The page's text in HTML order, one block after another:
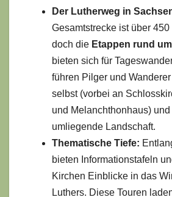
Der Lutherweg in
Gesamtstrecke ist über
doch die Etappen rund
bieten sich für
führen Pilger und
selbst (vorbei an
und Melanchthonhaus)
umliegende Landschaft.
Thematische Tiefe:
bieten Informationstafeln
Kirchen Einblicke in das
Luthers. Diese Touren